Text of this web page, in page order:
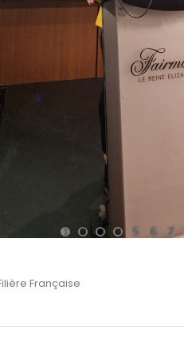
1 2 3 4 5 6 7
Française